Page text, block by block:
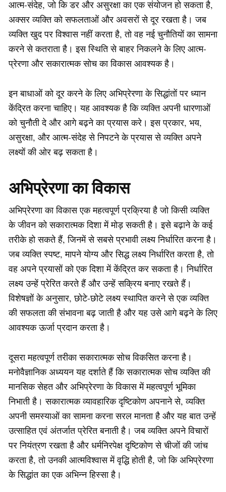
आत्म-संदेह, जो कि डर और असुरक्षा का एक संयोजन हो सकता है,
अक्सर व्यक्ति को सफलताओं और अवसरों से दूर रखता है। जब
व्यक्ति खुद पर विश्वास नहीं करता है, तो वह नई चुनौतियों का सामना
करने से कतराता है। इस स्थिति से बाहर निकलने के लिए आत्म-
प्रेरणा और सकारात्मक सोच का विकास आवश्यक है।
इन बाधाओं को दूर करने के लिए अभिप्रेरणा के सिद्धांतों पर ध्यान
केंद्रित करना चाहिए। यह आवश्यक है कि व्यक्ति अपनी धारणाओं
को चुनौती दे और आगे बढ़ने का प्रयास करे। इस प्रकार, भय,
असुरक्षा, और आत्म-संदेह से निपटने के प्रयास से व्यक्ति अपने
लक्ष्यों की ओर बढ़ सकता है।
अभिप्रेरणा का विकास
अभिप्रेरणा का विकास एक महत्वपूर्ण प्रक्रिया है जो किसी व्यक्ति
के जीवन को सकारात्मक दिशा में मोड़ सकती है। इसे बढ़ाने के कई
तरीके हो सकते हैं, जिनमें से सबसे प्रभावी लक्ष्य निर्धारित करना है।
जब व्यक्ति स्पष्ट, मापने योग्य और सिद्ध लक्ष्य निर्धारित करता है, तो
वह अपने प्रयासों को एक दिशा में केंद्रित कर सकता है। निर्धारित
लक्ष्य उन्हें प्रेरित करते हैं और उन्हें सक्रिय बनाए रखते हैं।
विशेषज्ञों के अनुसार, छोटे-छोटे लक्ष्य स्थापित करने से एक व्यक्ति
की सफलता की संभावना बढ़ जाती है और यह उसे आगे बढ़ने के लिए
आवश्यक ऊर्जा प्रदान करता है।
दूसरा महत्वपूर्ण तरीका सकारात्मक सोच विकसित करना है।
मनोवैज्ञानिक अध्ययन यह दर्शाते हैं कि सकारात्मक सोच व्यक्ति की
मानसिक सेहत और अभिप्रेरणा के विकास में महत्वपूर्ण भूमिका
निभाती है। सकारात्मक व्यावहारिक दृष्टिकोण अपनाने से, व्यक्ति
अपनी समस्याओं का सामना करना सरल मानता है और यह बात उन्हें
उत्साहित एवं अंतर्जात प्रेरित बनाती है। जब व्यक्ति अपने विचारों
पर नियंत्रण रखता है और धर्मनिरपेक्ष दृष्टिकोण से चीजों की जांच
करता है, तो उनकी आत्मविश्वास में वृद्धि होती है, जो कि अभिप्रेरणा
के सिद्धांत का एक अभिन्न हिस्सा है।